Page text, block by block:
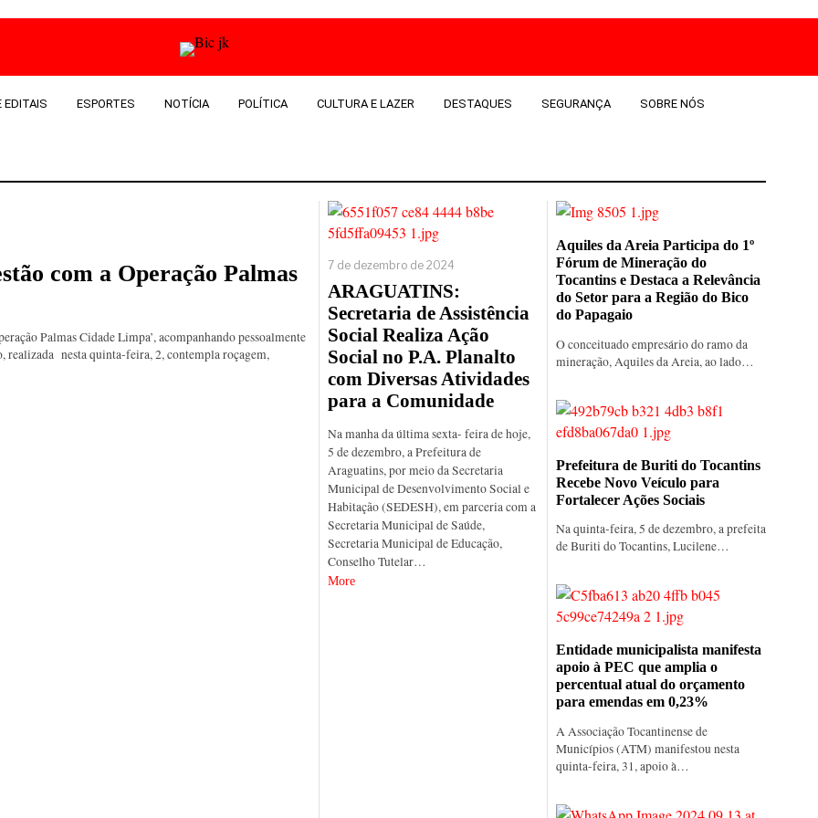
EDITAIS ESPORTES NOTÍCIA POLÍTICA CULTURA E LAZER DESTAQUES SEGURANÇA SOBRE NÓS
com a Operação Palmas
Palmas Cidade Limpa’, acompanhando pessoalmente
realizada nesta quinta-feira, 2, contempla roçagem,
7 de dezembro de 2024
ARAGUATINS:
Secretaria de Assistência
Social Realiza Ação
Social no P.A. Planalto
com Diversas Atividades
para a Comunidade
Na manha da última sexta- feira de hoje,
5 de dezembro, a Prefeitura de
Araguatins, por meio da Secretaria
Municipal de Desenvolvimento Social e
Habitação (SEDESH), em parceria com a
Secretaria Municipal de Saúde,
Secretaria Municipal de Educação,
Conselho Tutelar…
More
Aquiles da Areia Participa do 1º
Fórum de Mineração do
Tocantins e Destaca a Relevância
do Setor para a Região do Bico
do Papagaio
O conceituado empresário do ramo da
mineração, Aquiles da Areia, ao lado…
Prefeitura de Buriti do Tocantins
Recebe Novo Veículo para
Fortalecer Ações Sociais
Na quinta-feira, 5 de dezembro, a prefeita
de Buriti do Tocantins, Lucilene…
Entidade municipalista manifesta
apoio à PEC que amplia o
percentual atual do orçamento
para emendas em 0,23%
A Associação Tocantinense de
Municípios (ATM) manifestou nesta
quinta-feira, 31, apoio à…